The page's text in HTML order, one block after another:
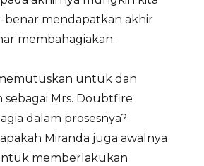
benar mendapatkan akhir
membahagiakan.
untuk dan
sebagai Mrs. Doubtfire
dalam prosesnya?
Miranda juga awalnya
memberlakukan